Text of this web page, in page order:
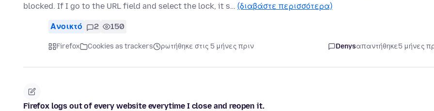
blocked. If I go to the URL field and select the lock, it s… (διαβάστε περισσότερα)
Ανοικτό 2 150
Firefox Cookies as trackers ρωτήθηκε στις 5 μήνες πριν Denysαπαντήθηκε5 μήνες
Firefox logs out of every website everytime I close and reopen it.